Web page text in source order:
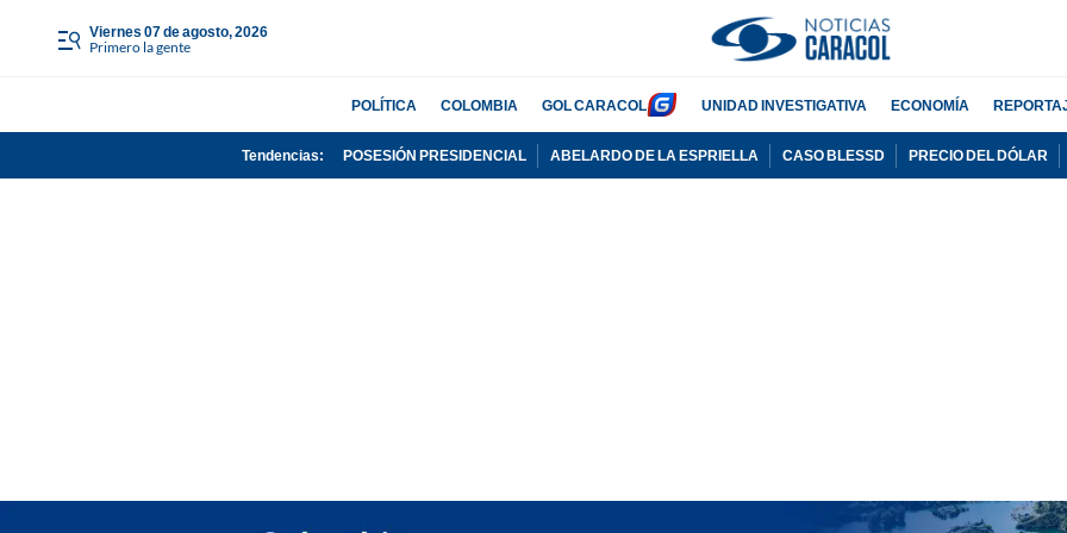
viernes 07 de agosto, 2026
Primero la gente
POLÍTICA COLOMBIA GOL CARACOL UNIDAD INVESTIGATIVA ECONOMÍA
Tendencias: POSESIÓN PRESIDENCIAL ABELARDO DE LA ESPRIELLA CASO BLESSD PRECIO DEL DÓLAR